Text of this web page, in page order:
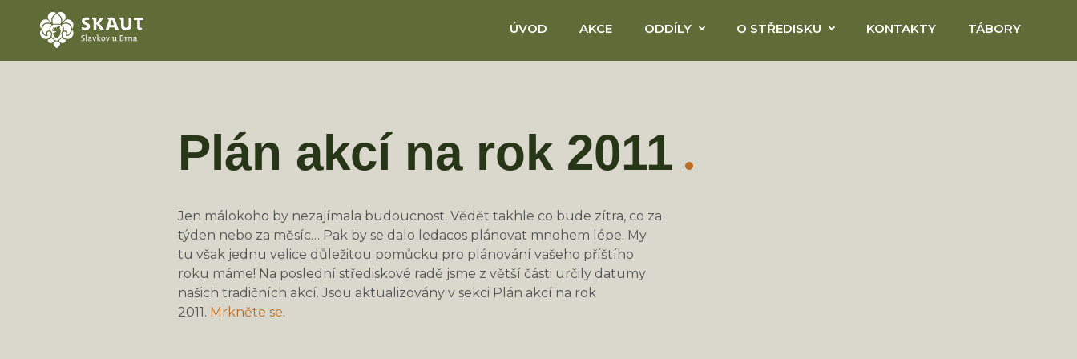
ÚVOD AKCE ODDÍLY O STŘEDISKU KONTAKTY TÁBORY
Plán akcí na rok 2011
Jen málokoho by nezajímala budoucnost. Vědět takhle co bude zítra, co za
týden nebo za měsíc… Pak by se dalo ledacos plánovat mnohem lépe. My
tu však jednu velice důležitou pomůcku pro plánování vašeho příštího
roku máme! Na poslední střediskové radě jsme z větší části určily datumy
našich tradičních akcí. Jsou aktualizovány v sekci Plán akcí na rok
2011. Mrkněte se.